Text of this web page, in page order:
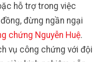
hỗ trợ trong việc
đừng ngần ngại
chứng Nguyễn Huệ.
vụ công chứng với đội